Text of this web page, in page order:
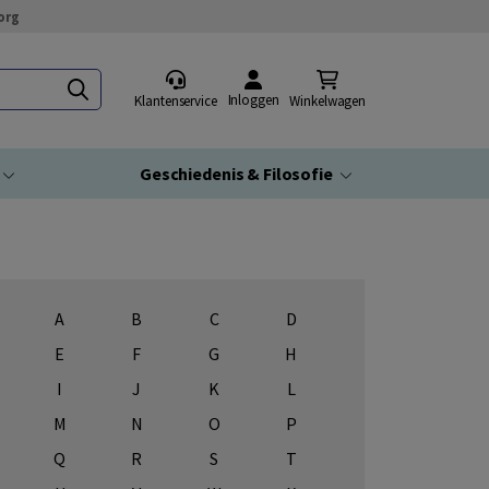
Klantenservice Inloggen Winkelwagen
Geschiedenis & Filosofie
A B C
D
E
F G
H
I
J K
L
M
N O
P
Q
R S
T